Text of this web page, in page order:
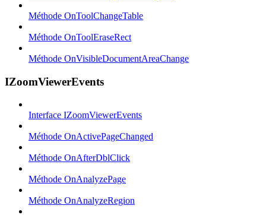
Méthode OnToolChangeTable
Méthode OnToolEraseRect
Méthode OnVisibleDocumentAreaChange
IZoomViewerEvents
Interface IZoomViewerEvents
Méthode OnActivePageChanged
Méthode OnAfterDblClick
Méthode OnAnalyzePage
Méthode OnAnalyzeRegion